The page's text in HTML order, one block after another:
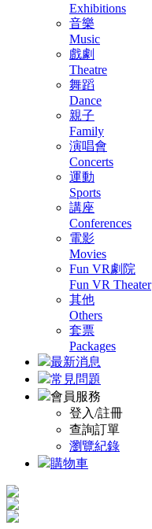
Exhibitions
音樂
Music
戲劇
Theatre
舞蹈
Dance
親子
Family
演唱會
Concerts
運動
Sports
講座
Conferences
電影
Movies
Fun VR劇院
Fun VR Theater
其他
Others
套票
Packages
最新消息
常見問題
會員服務
登入/註冊
查詢訂單
瀏覽紀錄
購物車